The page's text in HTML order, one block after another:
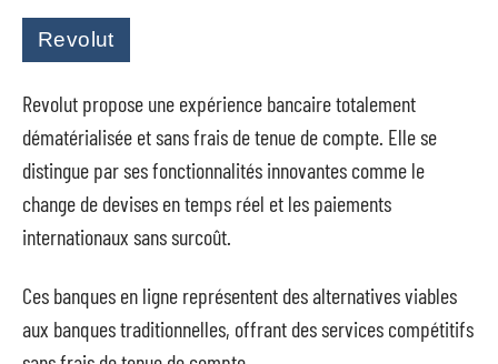
Revolut
Revolut propose une expérience bancaire totalement
dématérialisée et sans frais de tenue de compte. Elle se
distingue par ses fonctionnalités innovantes comme le
change de devises en temps réel et les paiements
internationaux sans surcoût.
Ces banques en ligne représentent des alternatives viables
aux banques traditionnelles, offrant des services compétitifs